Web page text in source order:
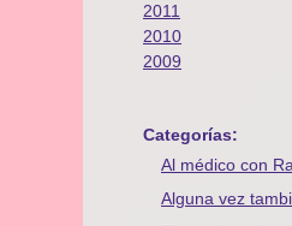
2011
2010
2009
Categorías:
Al médico con
Alguna vez